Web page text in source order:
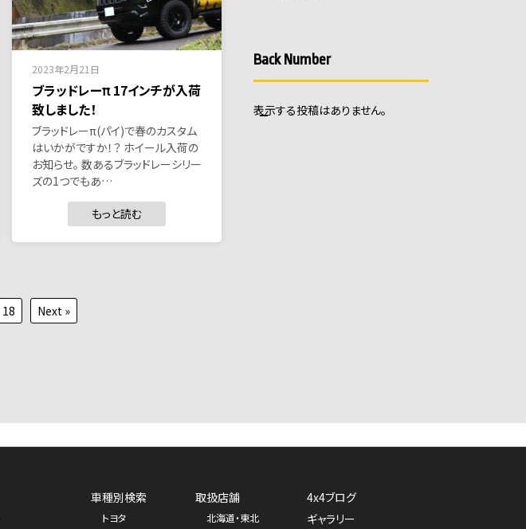
2023年2月21日
ブラッドレーπ 17インチが入荷
致しました！
ブラッドレーπ(パイ)で春のカスタム
はいかがですか！？ ホイール入荷の
お知らせ。 数あるブラッドレーシリー
ズの1つでもあ…
もっと読む
18 Next »
Back Number
表示する投稿はありません。
車種別検索
トヨタ
取扱店舗
北海道・東北
4x4ブログ
ギャラリー